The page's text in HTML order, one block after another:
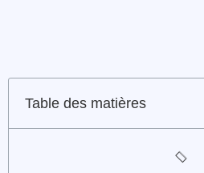
Table des matières